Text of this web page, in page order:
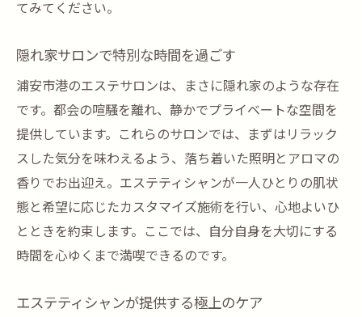
技術と心遣いが生む特別な体験
エステのプロが提供する極上の時間
浦安市港で見つける心と肌の癒しエステ体験
エステで心と肌に満たされる瞬間
肌に優しい施術を選ぶポイント
心と肌が喜ぶエステの秘密
リラクゼーションがもたらす美の効果
エステを通じた心と肌のリフレッシュ
上質なエステで贅沢なひとときを
てみてください。
隠れ家サロンで特別な時間を過ごす
浦安市港のエステサロンは、まさに隠れ家のような存在
です。都会の喧騒を離れ、静かでプライベートな空間を
提供しています。これらのサロンでは、まずはリラック
スした気分を味わえるよう、落ち着いた照明とアロマの
香りでお出迎え。エステティシャンが一人ひとりの肌状
態と希望に応じたカスタマイズ施術を行い、心地よいひ
とときを約束します。ここでは、自分自身を大切にする
時間を心ゆくまで満喫できるのです。
エステティシャンが提供する極上のケア